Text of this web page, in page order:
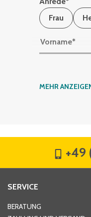
Frau
Vorname*
Nachname*
Hausnummer
MEHR
+49
SERVICE
BERATUNG